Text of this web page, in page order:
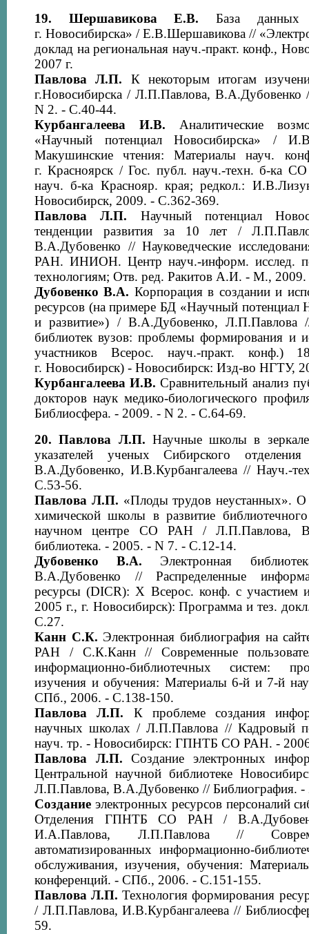
19.
Шершавикова Е.В. База данных
г. Новосибирска» / Е.В.Шершавикова //
доклад на региональная науч.-практ. конф.,
2007 г.
Павлова Л.П. К некоторым итогам
г.Новосибирска / Л.П.Павлова, В.А.Дубовенко
N 2. - С.40-44.
Курбангалеева И.В. Аналитические
«Научный потенциал Новосибирска» /
Макушинские чтения: Материалы науч.
г. Красноярск / Гос. публ. науч.-техн. б-ка
науч. б-ка Краснояр. края; редкол.:
Новосибирск, 2009. - С.362-369.
Павлова Л.П. Научный потенциал
тенденции развития за 10 лет /
В.А.Дубовенко // Науковедческие
РАН. ИНИОН. Центр науч.-информ. исслед.
технологиям; Отв. ред. Ракитов А.И. - М.,
Дубовенко В.А. Корпорация в создании и
ресурсов (на примере БД «Научный потенциал
и развитие») / В.А.Дубовенко, Л.П.Павлова
библиотек вузов: проблемы формирования и
участников Всерос. науч.-практ. конф.)
г. Новосибирск) - Новосибирск: Изд-во НГТУ,
Курбангалеева И.В. Сравнительный анализ
докторов наук медико-биологического
Библиосфера. - 2009. - N 2. - С.64-69.
20. Павлова Л.П. Научные школы в
указателей ученых Сибирского
В.А.Дубовенко, И.В.Курбангалеева // Науч.-
С.53-56.
Павлова Л.П. «Плоды трудов неустанных». О
химической школы в развитие
научном центре СО РАН / Л.П.Павлова,
библиотека. - 2005. - N 7. - С.12-14.
Дубовенко В.А. Электронная
В.А.Дубовенко // Распределенные
ресурсы (DICR): X Всерос. конф. с участием
2005 г., г. Новосибирск): Программа и тез.
С.27.
Канн С.К. Электронная библиография на
РАН / С.К.Канн // Современные
информационно-библиотечных систем:
изучения и обучения: Материалы 6-й и 7-й
СПб., 2006. - С.138-150.
Павлова Л.П. К проблеме создания
научных школах / Л.П.Павлова // Кадровый
науч. тр. - Новосибирск: ГПНТБ СО РАН. -
Павлова Л.П. Создание электронных
Центральной научной библиотеке
Л.П.Павлова, В.А.Дубовенко // Библиография.
Создание электронных ресурсов персоналий
Отделения ГПНТБ СО РАН /
И.А.Павлова, Л.П.Павлова //
автоматизированных информационно-
обслуживания, изучения, обучения:
конференций. - СПб., 2006. - С.151-155.
Павлова Л.П. Технология формирования
/ Л.П.Павлова, И.В.Курбангалеева //
59.